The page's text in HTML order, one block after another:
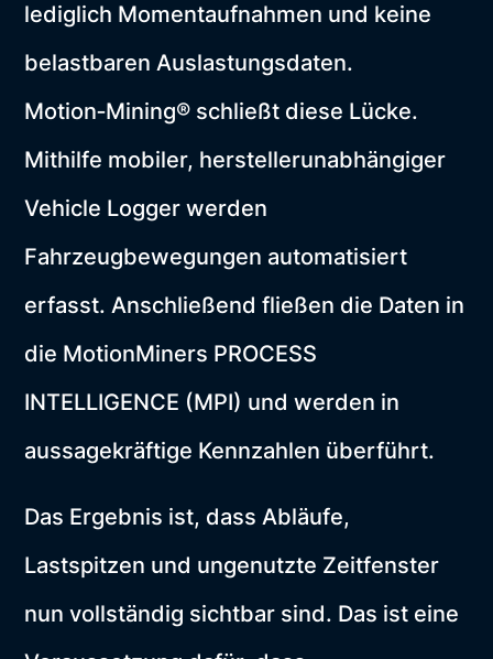
lediglich Momentaufnahmen und keine
belastbaren Auslastungsdaten.
Motion‑Mining® schließt diese Lücke.
Mithilfe mobiler, herstellerunabhängiger
Vehicle Logger werden
Fahrzeugbewegungen automatisiert
erfasst. Anschließend fließen die Daten in
die MotionMiners PROCESS
INTELLIGENCE (MPI) und werden in
aussagekräftige Kennzahlen überführt.
Das Ergebnis ist, dass Abläufe,
Lastspitzen und ungenutzte Zeitfenster
nun vollständig sichtbar sind. Das ist eine